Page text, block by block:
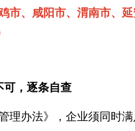
市、咸阳市、渭南市、
可，逐条自查
理办法》，企业须同时